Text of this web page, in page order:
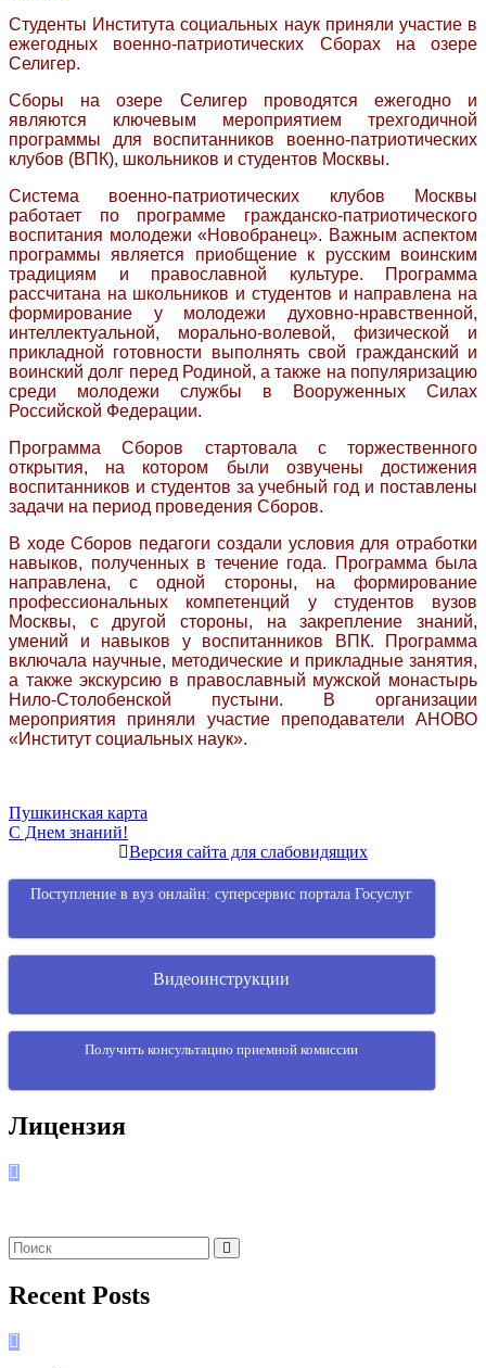
Студенты Института социальных наук приняли участие в
ежегодных военно-патриотических Сборах на озере
Селигер.
Сборы на озере Селигер проводятся ежегодно и
являются ключевым мероприятием трехгодичной
программы для воспитанников военно-патриотических
клубов (ВПК), школьников и студентов Москвы.
Система военно-патриотических клубов Москвы
работает по программе гражданско-патриотического
воспитания молодежи «Новобранец». Важным аспектом
программы является приобщение к русским воинским
традициям и православной культуре. Программа
рассчитана на школьников и студентов и направлена на
формирование у молодежи духовно-нравственной,
интеллектуальной, морально-волевой, физической и
прикладной готовности выполнять свой гражданский и
воинский долг перед Родиной, а также на популяризацию
среди молодежи службы в Вооруженных Силах
Российской Федерации.
Программа Сборов стартовала с торжественного
открытия, на котором были озвучены достижения
воспитанников и студентов за учебный год и поставлены
задачи на период проведения Сборов.
В ходе Сборов педагоги создали условия для отработки
навыков, полученных в течение года. Программа была
направлена, с одной стороны, на формирование
профессиональных компетенций у студентов вузов
Москвы, с другой стороны, на закрепление знаний,
умений и навыков у воспитанников ВПК. Программа
включала научные, методические и прикладные занятия,
а также экскурсию в православный мужской монастырь
Нило-Столобенской пустыни. В организации
мероприятия приняли участие преподаватели АНОВО
«Институт социальных наук».
Навигация
по
записям
Пушкинская карта
С Днем знаний!
Версия сайта для слабовидящих
Поступление в вуз онлайн: суперсервис портала Госуслуг
Видеоинструкции
Получить консультацию приемной комиссии
Лицензия
Recent Posts